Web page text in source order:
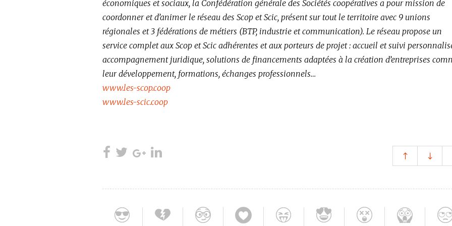
économiques et sociaux, la Confédération générale des Sociétés coopératives a pour mission de
coordonner et d’animer le réseau des Scop et Scic, présent sur tout le territoire avec 9 unions
régionales et 3 fédérations de métiers (BTP, industrie et communication). Le réseau propose un
service complet aux Scop et Scic adhérentes et aux porteurs de projet : accueil et suivi
accompagnement juridique, solutions de financements adaptées à la création d’entreprises
leur développement, formations, échanges professionnels…
www.les-scop.coop
www.les-scic.coop